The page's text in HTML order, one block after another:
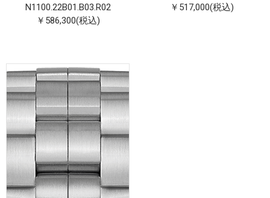
N1100.22B01.B03.R02
￥586,300(税込)
￥517,000(税込)